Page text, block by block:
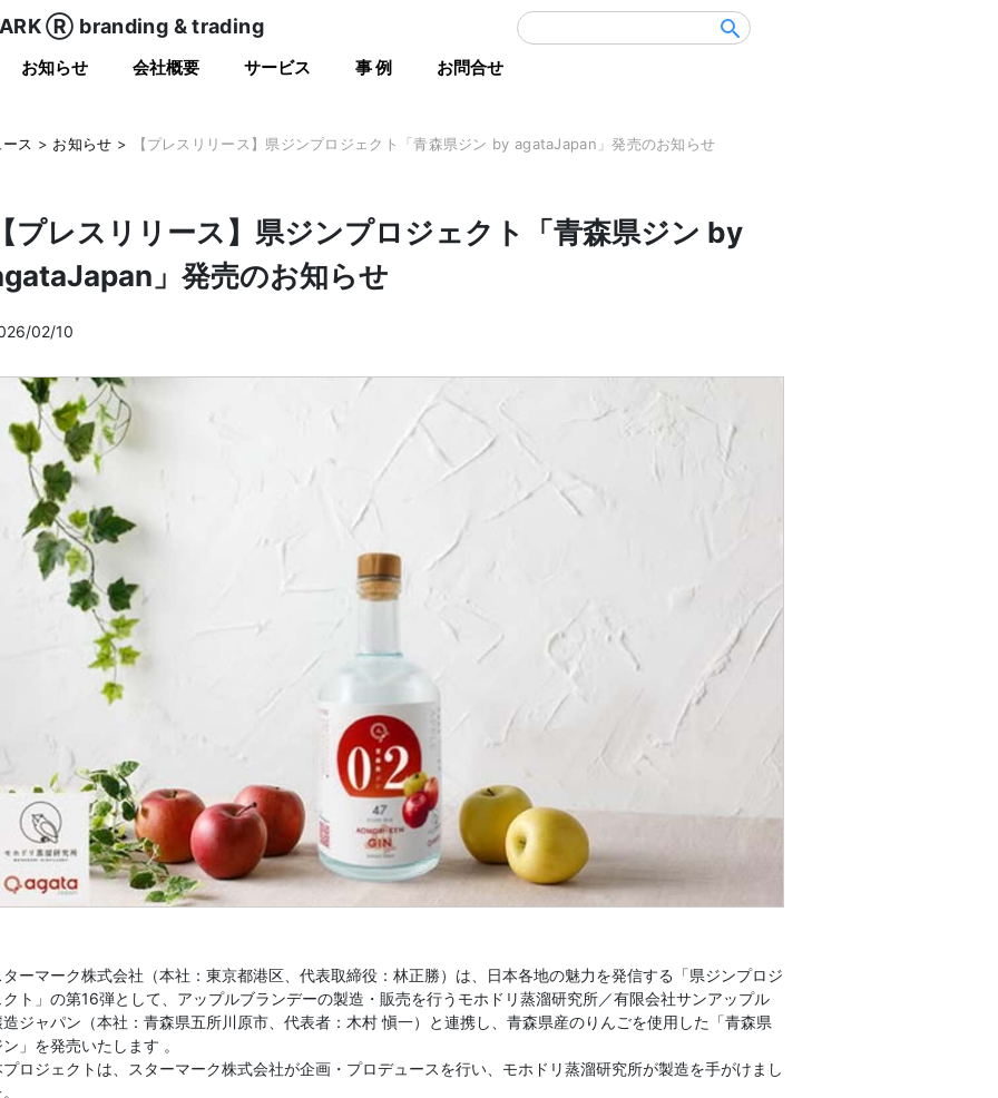
Ⓡ branding & trading
お知らせ 会社概要 サービス 事 例 お問合せ
ス > お知らせ > 【プレスリリース】県ジンプロジェクト「青森県ジン by agataJapan」発売のお知らせ
プレスリリース】県ジンプロジェクト「青森県ジン by
」発売のお知らせ
02/10
ターマーク株式会社（本社：東京都港区、代表取締役：林正勝）は、日本各地の魅力を発信する「県ジンプロジ
クト」の第16弾として、アップルブランデーの製造・販売を行うモホドリ蒸溜研究所／有限会社サンアップル
造ジャパン（本社：青森県五所川原市、代表者：木村 愼一）と連携し、青森県産のりんごを使用した「青森県
」を発売いたします 。
プロジェクトは、スターマーク株式会社が企画・プロデュースを行い、モホドリ蒸溜研究所が製造を手がけまし